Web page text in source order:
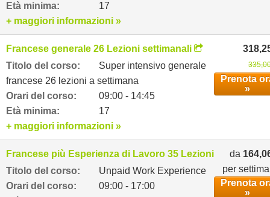
Età minima:
17
+ maggiori informazioni »
Francese generale 26 Lezioni settimanali
Titolo del corso:
Super intensivo generale
francese 26 lezioni a settimana
Orari del corso:
09:00 - 14:45
Età minima:
17
Prenota
»
+ maggiori informazioni »
Francese più Esperienza di Lavoro 35 Lezioni settimanali
Titolo del corso:
Unpaid Work Experience
Orari del corso:
09:00 - 17:00
da
per
Prenota
»